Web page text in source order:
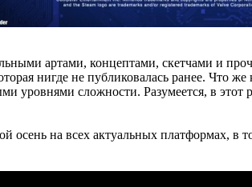
артами, концептами, скетчами и
нигде не публиковалась ранее. Что же
уровнями сложности. Разумеется, в этот
на всех актуальных платформах, в